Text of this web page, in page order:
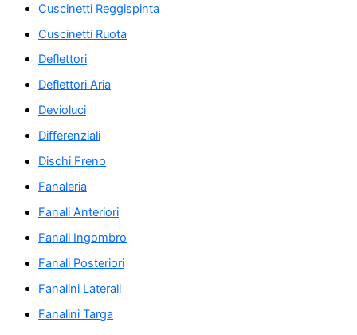
Cuscinetti Reggispinta
Cuscinetti Ruota
Deflettori
Deflettori Aria
Devioluci
Differenziali
Dischi Freno
Fanaleria
Fanali Anteriori
Fanali Ingombro
Fanali Posteriori
Fanalini Laterali
Fanalini Targa